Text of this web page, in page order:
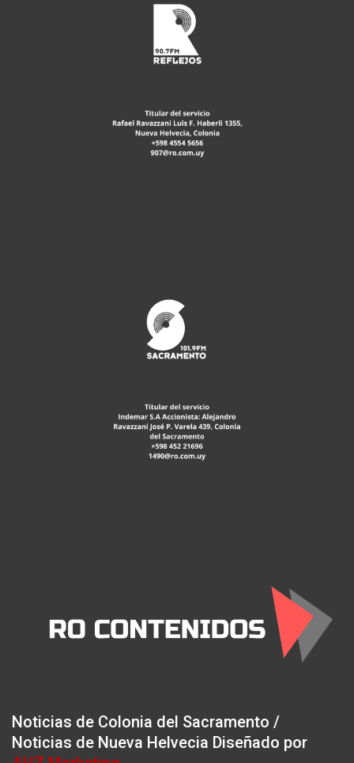
Noticias de Colonia del Sacramento /
Noticias de Nueva Helvecia Diseñado por